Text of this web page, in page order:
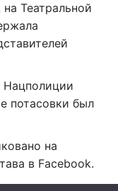
Театральной
Нацполиции
потасовки был
на
в Facebook.